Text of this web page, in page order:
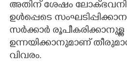
അതിന് ശേഷം
ഉള്‍പ്പെടെ
സര്‍ക്കാര്‍
ഉന്നയിക്കാനുമാണ്
വിവരം.